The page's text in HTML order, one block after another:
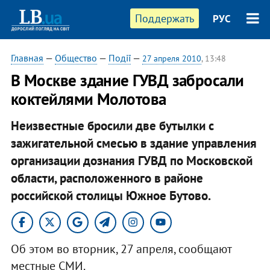
Поддержать РУС
Главная — Общество — Події— 27 апреля 2010, 13:48
В Москве здание ГУВД забросали
коктейлями Молотова
Неизвестные бросили две бутылки с
зажигательной смесью в здание управления
организации дознания ГУВД по Московской
области, расположенного в районе
российской столицы Южное Бутово.
Об этом во вторник, 27 апреля, сообщают
местные СМИ.